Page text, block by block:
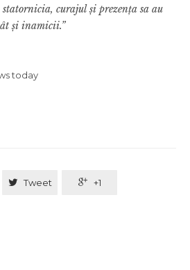
statornicia, curajul și prezența sa au
și inamicii.”
today
 Tweet  +1